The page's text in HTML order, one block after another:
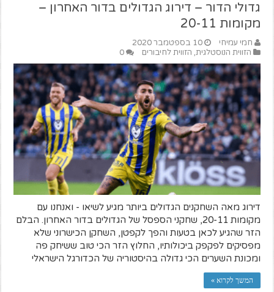
גדולי הדור – דירוג הגדולים בדור האחרון –
מקומות 20-11
חמי עמיחי
10 בספטמבר 2020
הזווית הנוסטלגית, הזווית לחיבורים 0
דירוג מאה השחקנים הגדולים ביותר מגיע לשיאו - ואנחנו עם
מקומות 20-11, שחקני הספסל של הגדולים בדור האחרון. הבלם
הזר שהגיע לכאן בטעות והפך לקפטן, השחקן הכישרוני שלא
מפסיקים לפקפק ביכולותיו, החלוץ הזר הכי טוב ששיחק פה
ומכונת השערים הכי גדולה בהיסטוריה של הכדורגל הישראלי
המשך לקרוא »